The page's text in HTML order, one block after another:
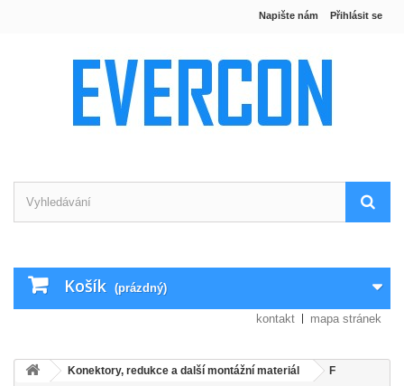
Přihlásit se
Napište nám
Košík (prázdný)
kontakt mapa stránek
Konektory, redukce a další montážní materiál
F